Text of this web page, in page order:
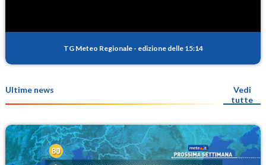
TG Meteo Regionale - edizione delle 15:14
Ultime news
Vedi
tutte